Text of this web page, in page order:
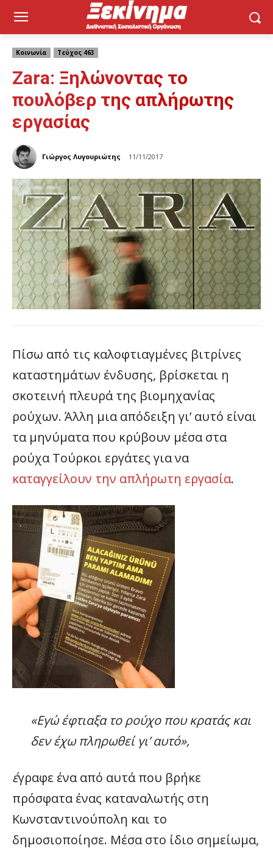
Κοινωνία Τεύχος 463
Zara: Ξηλώνοντας το
πουλόβερ της απλήρωτης
εργασίας
Γιώργος Λυγουριώτης 11/11/2017
Πίσω από τις καλοφτιαγμένες βιτρίνες
καταστημάτων ένδυσης, βρίσκεται η
σκοτεινή πλευρά της βιομηχανίας
ρούχων. Άλλη μια απόδειξη γι’ αυτό είναι
τα μηνύματα που κρύβουν μέσα στα
ρούχα Τούρκοι εργάτες για να
καταγγείλουν την απλήρωτη εργασία.
«Εγώ έφτιαξα το ρούχο που κρατάς και
δεν έχω πληρωθεί γι’ αυτό»,
έγραφε ένα από αυτά που βρήκε
πρόσφατα ένας καταναλωτής στη
Κωνσταντινούπολη και το
δημοσιοποίησε. Μέσα στο ίδιο σημείωμα,